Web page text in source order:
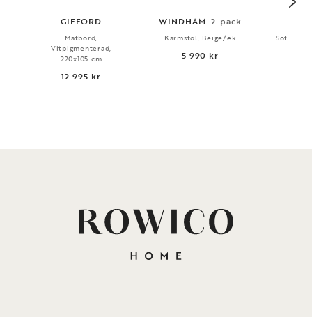
GIFFORD
Matbord,
Vitpigmenterad,
220x105 cm
12 995 kr
WINDHAM 2-pack
Karmstol, Beige/ek
5 990 kr
Soffbord,